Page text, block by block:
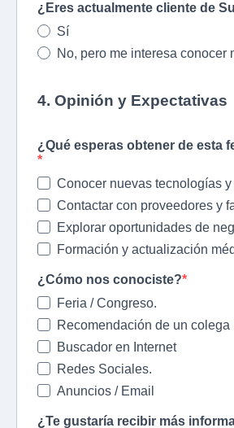
¿Eres actualmente cliente de
Sí
No, pero me interesa conocer
4. Opinión y Expectativas
¿Qué esperas obtener de esta
Conocer nuevas tecnologías
Contactar con proveedores y
Explorar oportunidades de
Formación y actualización
¿Cómo nos conociste?
Feria / Congreso.
Recomendación de un colega
Buscador en Internet
Redes Sociales.
Anuncios / Email
¿Te gustaría recibir más